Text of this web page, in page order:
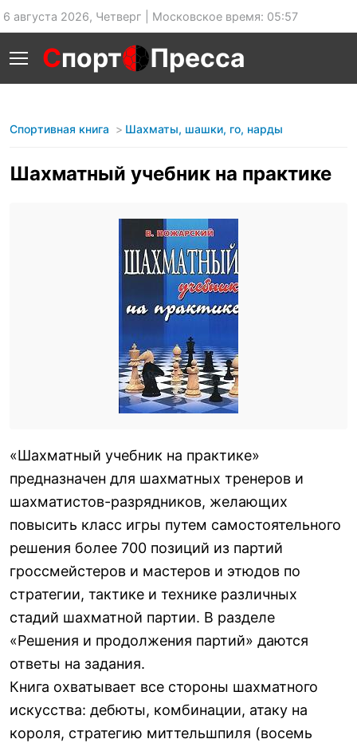
6 августа 2026, Четверг | Московское время: 05:57
Спорт Пресса
Спортивная книга Шахматы, шашки, го, нарды
Шахматный учебник на практике
«Шахматный учебник на практике»
предназначен для шахматных тренеров и
шахматистов-разрядников, желающих
повысить класс игры путем самостоятельного
решения более 700 позиций из партий
гроссмейстеров и мастеров и этюдов по
стратегии, тактике и технике различных
стадий шахматной партии. В разделе
«Решения и продолжения партий» даются
ответы на задания.
Книга охватывает все стороны шахматного
искусства: дебюты, комбинации, атаку на
короля, стратегию миттельшпиля (восемь